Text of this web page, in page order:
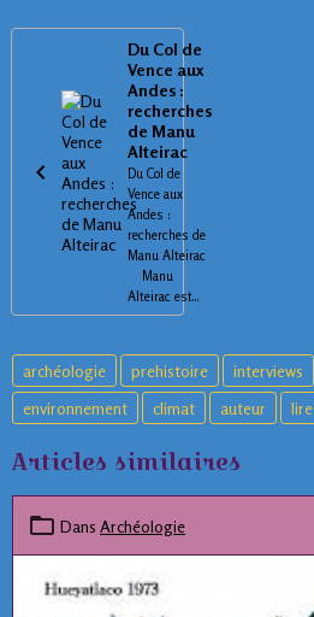
Du Col de
Vence aux
Andes :
recherches
de Manu
Alteirac
Du Col de
Vence aux
Andes :
recherches de
Manu Alteirac
Manu
Alteirac est...
archéologie prehistoire interviews
environnement
climat auteur lire
Articles similaires
Dans Archéologie